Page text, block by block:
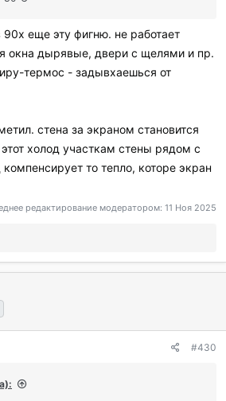
90х еще эту фигню. не работает
окна дырявые, двери с щелями и пр.
термос - задывхаешься от
стена за экраном становится
холод участкам стены рядом с
то тепло, которе экран
редактирование модератором: 11 Ноя 2025
#430